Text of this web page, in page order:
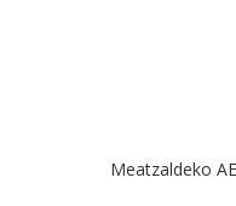
Meatzaldeko